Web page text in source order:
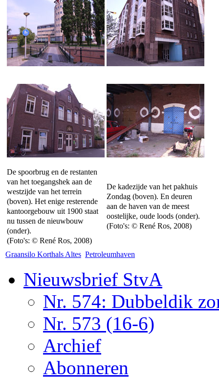
De spoorbrug en de restanten
van het toegangshek aan de
westzijde van het terrein
(boven). Het enige resterende
kantoorgebouw uit 1900 staat
nu tussen de nieuwbouw
(onder).
(Foto's: © René Ros, 2008)
De kadezijde van het pakhuis
Zondag (boven). En deuren
aan de haven van de meest
oostelijke, oude loods (onder).
(Foto's: © René Ros, 2008)
Graansilo Korthals Altes Petroleumhaven
Nieuwsbrief StvA
Nr. 574: Dubbeldik
Nr. 573 (16-6)
Archief
Abonneren